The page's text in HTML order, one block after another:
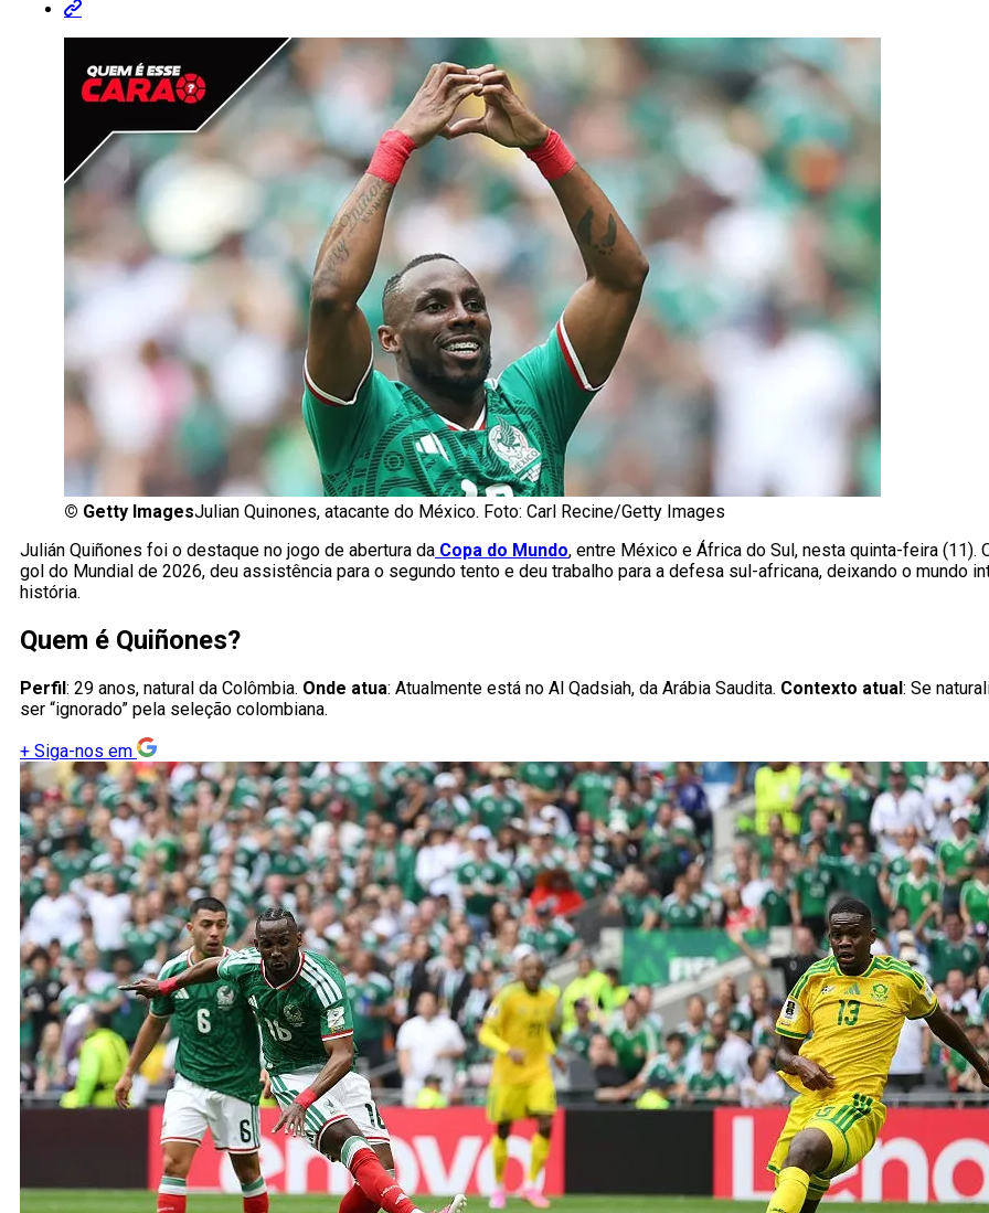
© Getty ImagesJulian Quinones, atacante do México. Foto: Carl Recine/Getty Images
Julián Quiñones foi o destaque no jogo de abertura da Copa do Mundo, entre México e África do Sul, nesta quinta-feira (11).
gol do Mundial de 2026, deu assistência para o segundo tento e deu trabalho para a defesa sul-africana, deixando o mundo
história.
Quem é Quiñones?
Perfil : 29 anos, natural da Colômbia. Onde atua: Atualmente está no Al Qadsiah, da Arábia Saudita. Contexto atual : Se
ser “ignorado” pela seleção colombiana.
+ Siga-nos em